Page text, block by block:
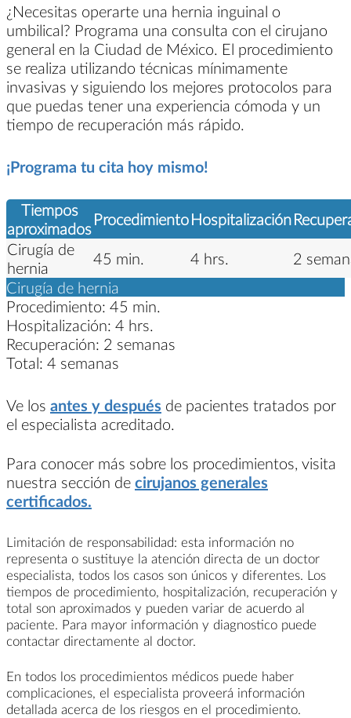
¿Necesitas operarte una hernia inguinal o
umbilical? Programa una consulta con el cirujano
general en la Ciudad de México. El procedimiento
se realiza utilizando técnicas mínimamente
invasivas y siguiendo los mejores protocolos para
que puedas tener una experiencia cómoda y un
tiempo de recuperación más rápido.
¡Programa tu cita hoy mismo!
Tiempos
aproximadosProcedimientoHospitalización
Cirugía de
hernia
45 min. 4 hrs.
2
Cirugía de hernia
Procedimiento: 45 min.
Hospitalización: 4 hrs.
Recuperación: 2 semanas
Total: 4 semanas
Ve los antes y después de pacientes tratados por
el especialista acreditado.
Para conocer más sobre los procedimientos, visita
nuestra sección de cirujanos generales
certificados.
Limitación de responsabilidad: esta información no
representa o sustituye la atención directa de un doctor
especialista, todos los casos son únicos y diferentes. Los
tiempos de procedimiento, hospitalización, recuperación y
total son aproximados y pueden variar de acuerdo al
paciente. Para mayor información y diagnostico puede
contactar directamente al doctor.
En todos los procedimientos médicos puede haber
complicaciones, el especialista proveerá información
detallada acerca de los riesgos en el procedimiento.